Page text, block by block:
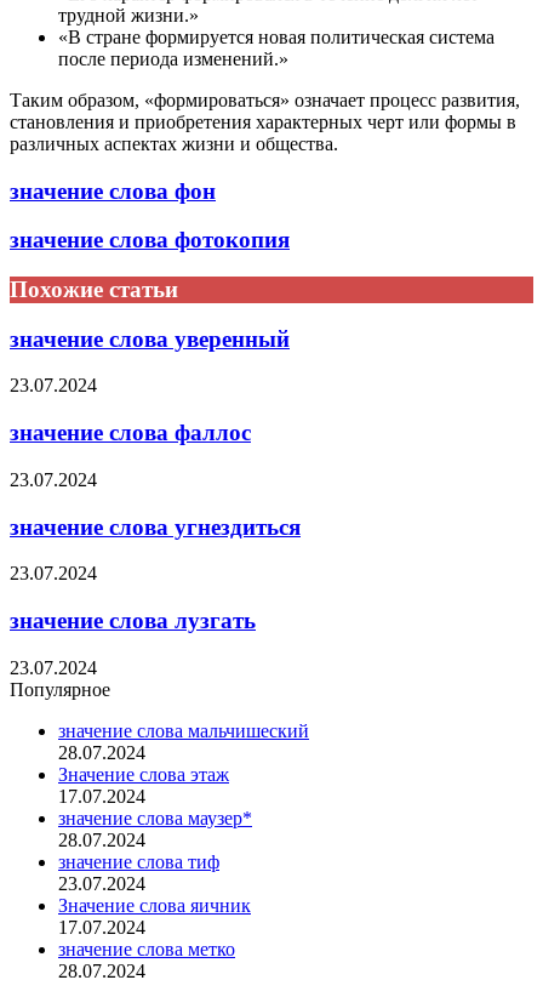
трудной жизни.»
«В стране формируется новая политическая система
после периода изменений.»
Таким образом, «формироваться» означает процесс развития,
становления и приобретения характерных черт или формы в
различных аспектах жизни и общества.
значение слова фон
значение слова фотокопия
Похожие статьи
значение слова уверенный
23.07.2024
значение слова фаллос
23.07.2024
значение слова угнездиться
23.07.2024
значение слова лузгать
23.07.2024
Популярное
значение слова мальчишеский
28.07.2024
Значение слова этаж
17.07.2024
значение слова маузер*
28.07.2024
значение слова тиф
23.07.2024
Значение слова яичник
17.07.2024
значение слова метко
28.07.2024